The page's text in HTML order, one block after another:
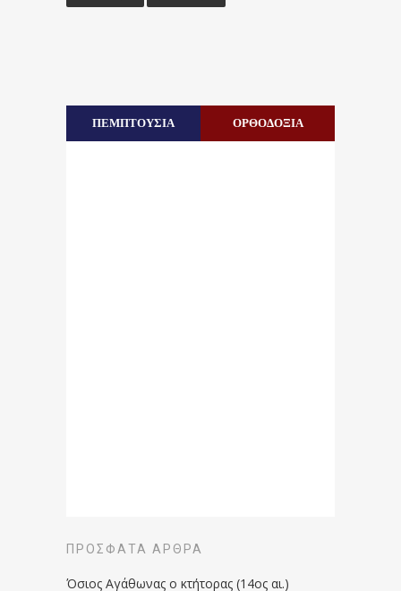
ΠΕΜΠΤΟΥΣΙΑ ΟΡΘΟΔΟΞΙΑ
ΠΡΌΣΦΑΤΑ ΆΡΘΡΑ
Όσιος Αγάθωνας ο κτήτορας (14ος αι.)